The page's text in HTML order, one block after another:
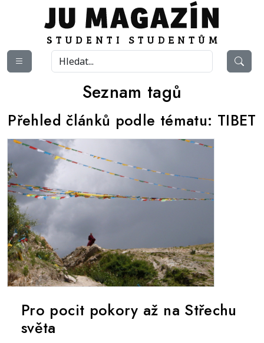
Seznam tagů
Přehled článků podle tématu: TIBET
Pro pocit pokory až na Střechu
světa